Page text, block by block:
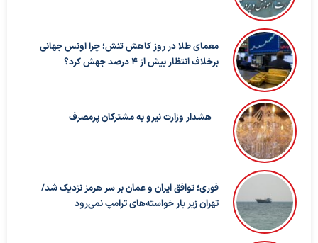
معمای طلا در روز کاهش تنش؛ چرا اونس جهانی
برخلاف انتظار بیش از ۴ درصد جهش کرد؟
هشدار وزارت نیرو به مشترکان پرمصرف
فوری؛ توافق ایران و عمان بر سر هرمز نزدیک شد/
تهران زیر بار خواسته‌های ترامپ نمی‌رود